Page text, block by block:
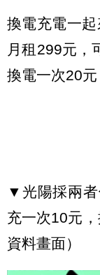
換電充電一
月租299元，
換電一次20元
▼光陽採兩者
充一次10元
資料畫面）